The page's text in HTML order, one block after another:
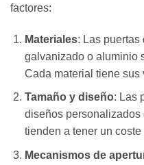
factores:
Materiales: Las puertas
galvanizado o aluminio
Cada material tiene sus
Tamaño y diseño: Las
diseños personalizados
tienden a tener un coste
Mecanismos de